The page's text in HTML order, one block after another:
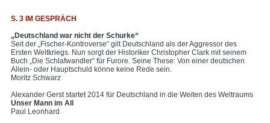
S. 3 IM GESPRÄCH
„Deutschland war nicht der Schurke“
Seit der „Fischer-Kontroverse“ gilt Deutschland als der Aggressor des
Ersten Weltkriegs. Nun sorgt der Historiker Christopher Clark mit seinem
Buch „Die Schlafwandler“ für Furore. Seine These: Von einer deutschen
Allein- oder Hauptschuld könne keine Rede sein.
Moritz Schwarz
Alexander Gerst startet 2014 für Deutschland in die Weiten des Weltraums
Unser Mann im All
Paul Leonhard